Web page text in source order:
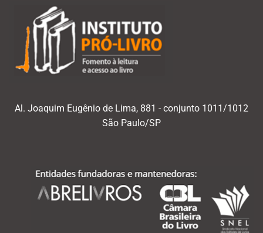
Al. Joaquim Eugênio de Lima, 881 - conjunto 1011/1012
São Paulo/SP